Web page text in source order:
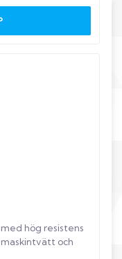
hög resistens
och